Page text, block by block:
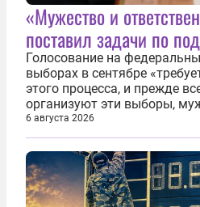
«Мужество и
поставил задачи по
Голосование на
выборах в сентябре
этого процесса, и прежде
организуют эти выборы,
ответственного
власти», — подчеркнул
на состоявшейся 5 августа
6 августа 2026